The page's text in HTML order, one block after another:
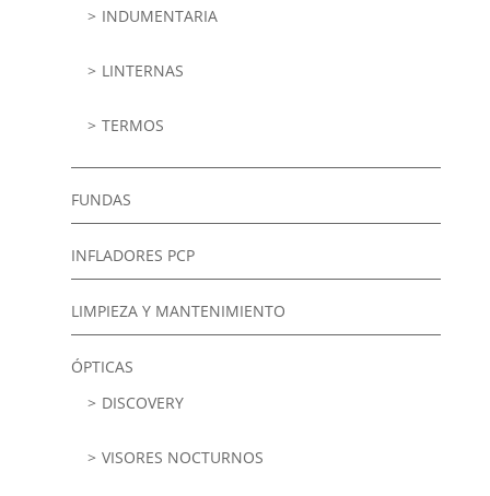
INDUMENTARIA
LINTERNAS
TERMOS
FUNDAS
INFLADORES PCP
LIMPIEZA Y MANTENIMIENTO
ÓPTICAS
DISCOVERY
VISORES NOCTURNOS